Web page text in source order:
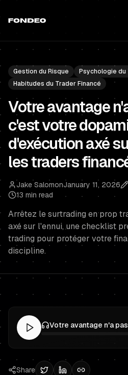
Gestion du Risque
Psychologie du
Habitudes du Trader Financé
Votre avantage
c'est votre
d'exécution axé
les traders
Jake SalomonJanuary 11, 2026
13 min read
Arrêtez le surtrading en prop
axé sur l'ennui, une checklist
trading pour protéger votre
discipline.
Share